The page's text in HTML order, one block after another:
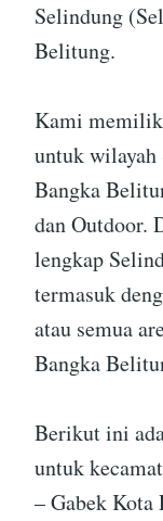
Selindung
Belitung.
Kami
untuk
Bangka
dan Outdoor.
lengkap
termasuk
atau semua
Bangka
Berikut ini
untuk
– Gabek Kota